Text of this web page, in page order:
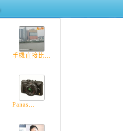
手機直接比...
Panas...